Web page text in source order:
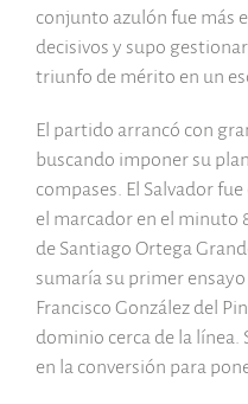
conjunto azulón fue más
decisivos y supo
triunfo de mérito en un
El partido arrancó con
buscando imponer su
compases. El Salvador
el marcador en el minuto
de Santiago Ortega
sumaría su primer
Francisco González del
dominio cerca de la
en la conversión para